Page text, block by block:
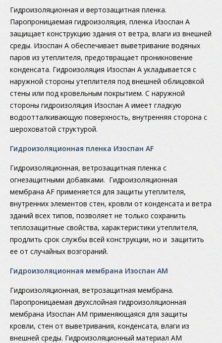
Гидроизоляционная и вертозащитная пленка.
Паропроницаемая гидроизоляция, пленка Изоспан А
защищает конструкцию здания от ветра, влаги из внешней
среды. Изоспан А обеспечивает выветривание водяных
паров из утеплителя, предотвращает проникновение
конденсата. Гидроизоляция Изоспан А укладывается с
наружной стороны утеплителя под внешней облицовкой
стены или под кровельным покрытием. С наружной
стороны гидроизоляция Изоспан А имеет гладкую
водоотталкивающую поверхность, внутренняя сторона с
шероховатой структурой.
Гидроизоляционная пленка Изоспан AF
Гидроизоляционная, ветрозащитная пленка с
огнезащитными добавками. Гидроизоляционная
мембрана AF применяется для защиты утеплителя,
внутренних элементов стен, кровли от конденсата и ветра
зданий всех типов, позволяет не только сохранить
теплозащитные свойства, характеристики утеплителя,
продлить срок службы всей конструкции, но и защитить
ее от случайных возгораний.
Гидроизоляционная мембрана Изоспан АМ
Гидроизоляционная, ветрозащитная мембрана.
Паропроницаемая двухслойная гидроизоляционная
мембрана Изоспан АМ применяющаяся для защиты
кровли, стен от выветривания, конденсата, влаги из
внешней среды. Гидроизоляционный материал АМ